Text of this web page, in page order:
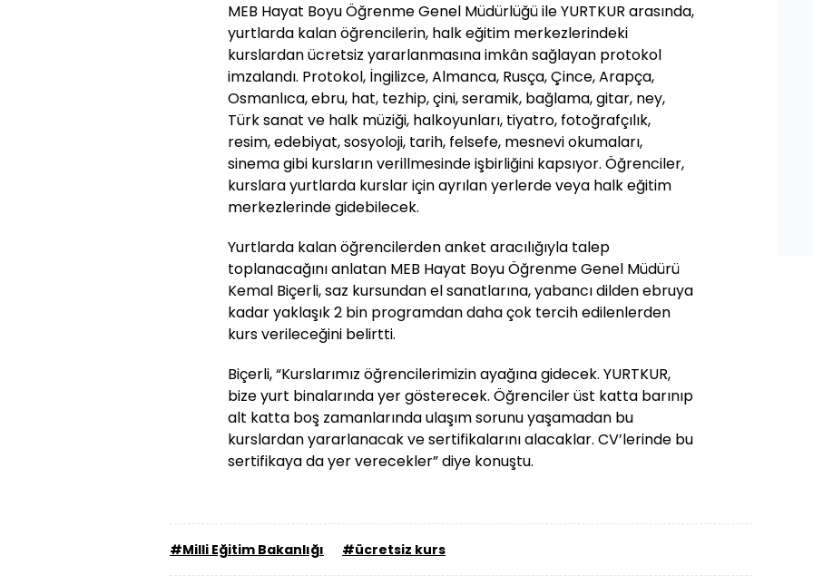
MEB Hayat Boyu Öğrenme Genel Müdürlüğü ile YURTKUR arasında,
yurtlarda kalan öğrencilerin, halk eğitim merkezlerindeki
kurslardan ücretsiz yararlanmasına imkân sağlayan protokol
imzalandı. Protokol, İngilizce, Almanca, Rusça, Çince, Arapça,
Osmanlıca, ebru, hat, tezhip, çini, seramik, bağlama, gitar, ney,
Türk sanat ve halk müziği, halkoyunları, tiyatro, fotoğrafçılık,
resim, edebiyat, sosyoloji, tarih, felsefe, mesnevi okumaları,
sinema gibi kursların verillmesinde işbirliğini kapsıyor. Öğrenciler,
kurslara yurtlarda kurslar için ayrılan yerlerde veya halk eğitim
merkezlerinde gidebilecek.
Yurtlarda kalan öğrencilerden anket aracılığıyla talep
toplanacağını anlatan MEB Hayat Boyu Öğrenme Genel Müdürü
Kemal Biçerli, saz kursundan el sanatlarına, yabancı dilden ebruya
kadar yaklaşık 2 bin programdan daha çok tercih edilenlerden
kurs verileceğini belirtti.
Biçerli, “Kurslarımız öğrencilerimizin ayağına gidecek. YURTKUR,
bize yurt binalarında yer gösterecek. Öğrenciler üst katta barınıp
alt katta boş zamanlarında ulaşım sorunu yaşamadan bu
kurslardan yararlanacak ve sertifikalarını alacaklar. CV’lerinde bu
sertifikaya da yer verecekler” diye konuştu.
#Milli Eğitim Bakanlığı #ücretsiz kurs